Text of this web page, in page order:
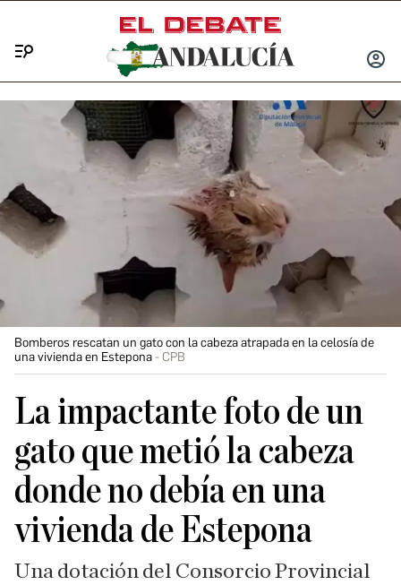
INICIAR
Bomberos rescatan un gato con la cabeza atrapada en la celosía de
una vivienda en Estepona
CPB
La impactante foto de un
gato que metió la cabeza
donde no debía en una
vivienda de Estepona
Una dotación del Consorcio Provincial